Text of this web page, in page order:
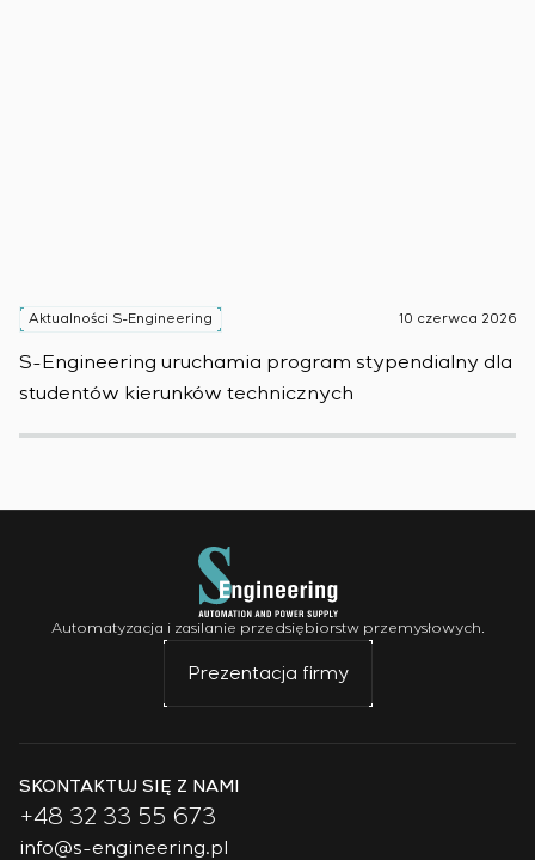
Aktualności S-Engineering 10 czerwca 2026
S-Engineering uruchamia program stypendialny dla
studentów kierunków technicznych
Automatyzacja i zasilanie przedsiębiorstw przemysłowych.
Prezentacja firmy
SKONTAKTUJ SIĘ Z NAMI
+48 32 33 55 673
info@s-engineering.pl